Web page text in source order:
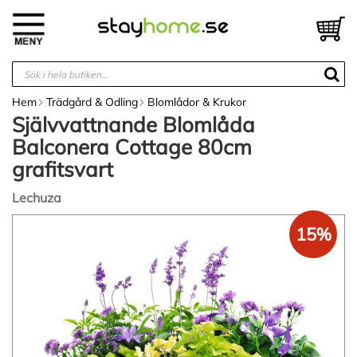
innehållet
Hem Trädgård & Odling Blomlådor & Krukor
Självvattnande Blomlåda
Balconera Cottage 80cm
grafitsvart
Lechuza
15%